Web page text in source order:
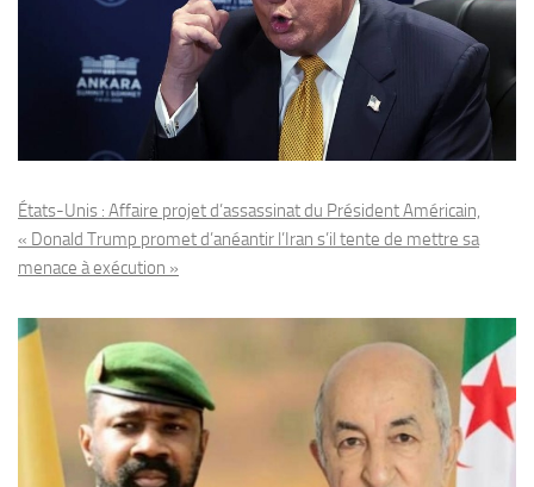
États-Unis : Affaire projet d’assassinat du Président Américain,
« Donald Trump promet d’anéantir l’Iran s’il tente de mettre sa
menace à exécution »